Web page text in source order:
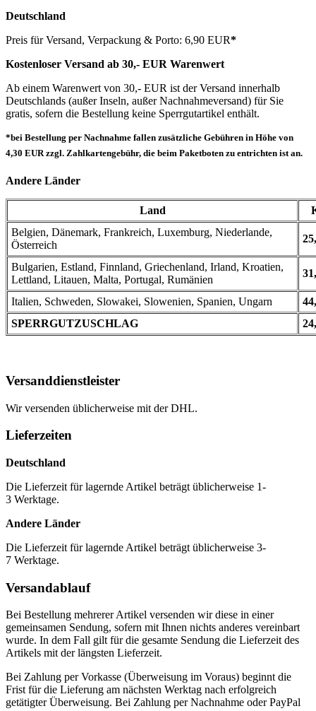
Deutschland
Preis für Versand, Verpackung & Porto: 6,90 EUR*
Kostenloser Versand ab 30,- EUR Warenwert
Ab einem Warenwert von 30,- EUR ist der Versand innerhalb
Deutschlands (außer Inseln, außer Nachnahmeversand) für Sie
gratis, sofern die Bestellung keine Sperrgutartikel enthält.
*bei Bestellung per Nachnahme fallen zusätzliche Gebühren in Höhe von
4,30 EUR zzgl. Zahlkartengebühr, die beim Paketboten zu entrichten ist an.
Andere Länder
Land
Belgien, Dänemark, Frankreich, Luxemburg, Niederlande,
Österreich
Bulgarien, Estland, Finnland, Griechenland, Irland, Kroatien,
Lettland, Litauen, Malta, Portugal, Rumänien
Italien, Schweden, Slowakei, Slowenien, Spanien, Ungarn
SPERRGUTZUSCHLAG
Versanddienstleister
Wir versenden üblicherweise mit der DHL.
Lieferzeiten
Deutschland
Die Lieferzeit für lagernde Artikel beträgt üblicherweise 1-
3 Werktage.
Andere Länder
Die Lieferzeit für lagernde Artikel beträgt üblicherweise 3-
7 Werktage.
Versandablauf
Bei Bestellung mehrerer Artikel versenden wir diese in einer
gemeinsamen Sendung, sofern mit Ihnen nichts anderes vereinbart
wurde. In dem Fall gilt für die gesamte Sendung die Lieferzeit des
Artikels mit der längsten Lieferzeit.
Bei Zahlung per Vorkasse (Überweisung im Voraus) beginnt die
Frist für die Lieferung am nächsten Werktag nach erfolgreich
getätigter Überweisung. Bei Zahlung per Nachnahme oder PayPal